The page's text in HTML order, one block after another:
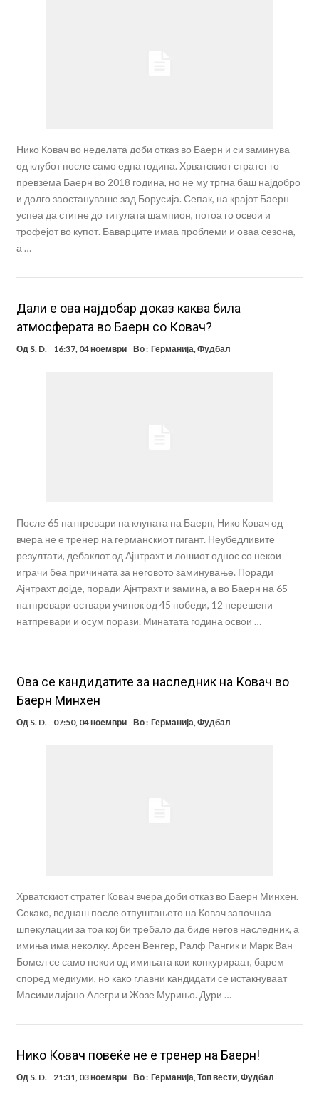
Нико Ковач во неделата доби отказ во Баерн и си заминува
од клубот после само една година. Хрватскиот стратег го
превзема Баерн во 2018 година, но не му тргна баш најдобро
и долго заостануваше зад Борусија. Сепак, на крајот Баерн
успеа да стигне до титулата шампион, потоа го освои и
трофејот во купот. Баварците имаа проблеми и оваа сезона,
а …
Дали е ова најдобар доказ каква била
атмосферата во Баерн со Ковач?
Од S. D. 16:37, 04 ноември Во : Германија Фудбал
После 65 натпревари на клупата на Баерн, Нико Ковач од
вчера не е тренер на германскиот гигант. Неубедливите
резултати, дебаклот од Ајнтрахт и лошиот однос со некои
играчи беа причината за неговото заминување. Поради
Ајнтрахт дојде, поради Ајнтрахт и замина, а во Баерн на 65
натпревари оствари учинок од 45 победи, 12 нерешени
натпревари и осум порази. Минатата година освои …
Ова се кандидатите за наследник на Ковач во
Баерн Минхен
Од S. D. 07:50, 04 ноември Во : Германија,Фудбал
Хрватскиот стратег Ковач вчера доби отказ во Баерн Минхен.
Секако, веднаш после отпуштањето на Ковач започнаа
шпекулации за тоа кој би требало да биде негов наследник, а
имиња има неколку. Арсен Венгер, Ралф Рангик и Мaрк Ван
Бомел се само некои од имињата кои конкурираат, барем
според медиуми, но како главни кандидати се истакнуваат
Масимилијано Алегри и Жозе Мурињо. Дури …
Нико Ковач повеќе не е тренер на Баерн!
Од S. D. 21:31, 03 ноември Во : Германија,Топ вести,Фудбал